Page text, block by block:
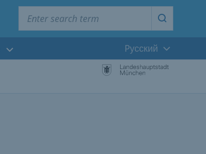
Start
Текущий
Pусский